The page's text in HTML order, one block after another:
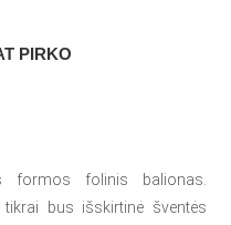
PIRKO
formos folinis balionas.
bus išskirtinė šventės